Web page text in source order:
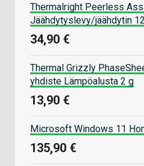
Thermalright Peerless
Jäähdytyslevy/jäähdytin
34,90 €
Thermal Grizzly
yhdiste Lämpöalusta 2 g
13,90 €
Microsoft Windows 11
135,90 €